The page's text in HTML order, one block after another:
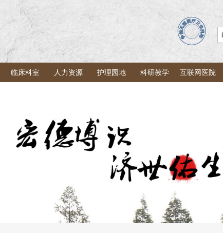
临床科室 人力资源 护理园地 科研教学 互联网医院